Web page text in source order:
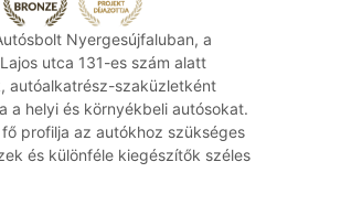
Nyergesújfaluban, a
utca 131-es szám alatt
autóalkatrész-szaküzletként
a helyi és környékbeli autósokat.
profilja az autókhoz szükséges
és különféle kiegészítők széles